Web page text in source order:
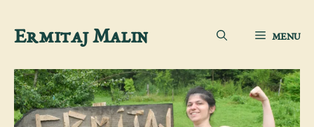
Sari
conținut
Ermitaj Malin MENU